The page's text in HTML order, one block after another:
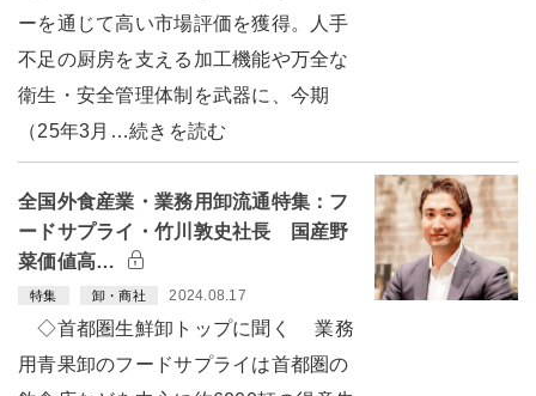
ーを通じて高い市場評価を獲得。人手
不足の厨房を支える加工機能や万全な
衛生・安全管理体制を武器に、今期
（25年3月…続きを読む
全国外食産業・業務用卸流通特集：フ
ードサプライ・竹川敦史社長 国産野
菜価値高…
特集 卸・商社 2024.08.17
◇首都圏生鮮卸トップに聞く 業務
用青果卸のフードサプライは首都圏の